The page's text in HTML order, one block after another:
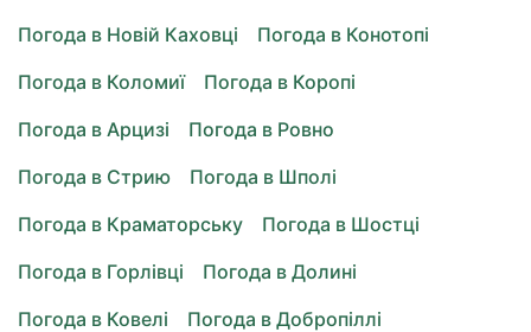
Погода в Новій Каховці
Погода в Конотопі
Погода в Коломиї
Погода в Коропі
Погода в Арцизі
Погода в Ровно
Погода в Стрию
Погода в Шполі
Погода в Краматорську
Погода в Шостці
Погода в Горлівці
Погода в Долині
Погода в Ковелі
Погода в Добропіллі